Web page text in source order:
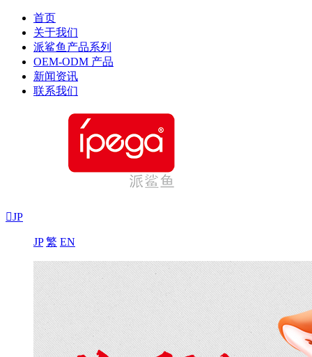
首页
关于我们
派鲨鱼产品系列
OEM-ODM 产品
新闻资讯
联系我们
JP
JP 繁 EN